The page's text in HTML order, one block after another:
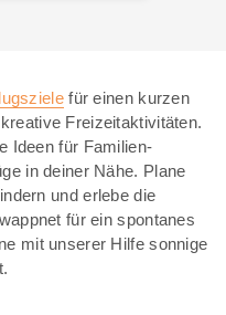
für einen kurzen
Freizeitaktivitäten.
Ideen für Familien-
in deiner Nähe. Plane
und erlebe die
für ein spontanes
mit unserer Hilfe sonnige